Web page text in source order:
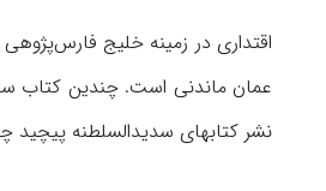
اقتداری در زمینه خلیج
عمان ماندنی است. چندین کتاب
نشر کتابهای سدیدالسلطنه